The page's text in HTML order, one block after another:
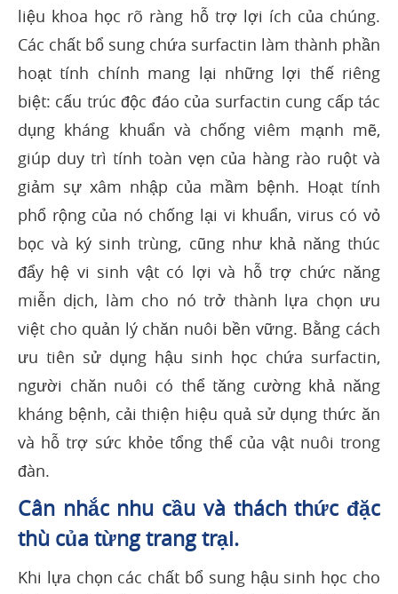
liệu khoa học rõ ràng hỗ trợ lợi ích của chúng.
Các chất bổ sung chứa surfactin làm thành phần
hoạt tính chính mang lại những lợi thế riêng
biệt: cấu trúc độc đáo của surfactin cung cấp tác
dụng kháng khuẩn và chống viêm mạnh mẽ,
giúp duy trì tính toàn vẹn của hàng rào ruột và
giảm sự xâm nhập của mầm bệnh. Hoạt tính
phổ rộng của nó chống lại vi khuẩn, virus có vỏ
bọc và ký sinh trùng, cũng như khả năng thúc
đẩy hệ vi sinh vật có lợi và hỗ trợ chức năng
miễn dịch, làm cho nó trở thành lựa chọn ưu
việt cho quản lý chăn nuôi bền vững. Bằng cách
ưu tiên sử dụng hậu sinh học chứa surfactin,
người chăn nuôi có thể tăng cường khả năng
kháng bệnh, cải thiện hiệu quả sử dụng thức ăn
và hỗ trợ sức khỏe tổng thể của vật nuôi trong
đàn.
Cân nhắc nhu cầu và thách thức đặc
thù của từng trang trại.
Khi lựa chọn các chất bổ sung hậu sinh học cho